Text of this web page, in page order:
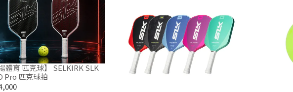
揚體育 匹克球】 SELKIRK SLK
HALO Pro 匹克球拍